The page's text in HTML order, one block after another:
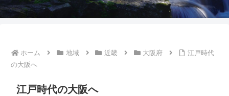
ホーム 地域 近畿 大阪府
江戸時代
の大阪へ
江戸時代の大阪へ